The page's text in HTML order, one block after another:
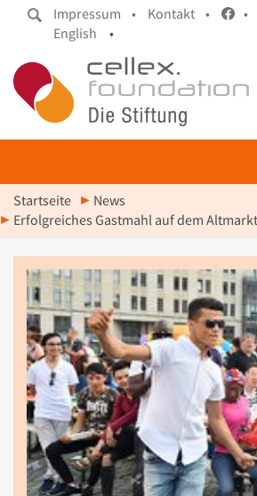
Impressum • Kontakt • •
English
•
Startseite
News
Erfolgreiches Gastmahl auf dem Altmarkt